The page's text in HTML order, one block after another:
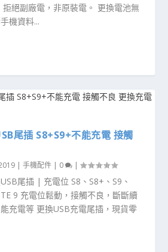
絕副廠電，非原裝電。 更換電池無
機資料...
尾插 S8+S9+不能充電 接觸
|手機配件 0 |
尾插 | 充電位 S8、S8+、S9、
9 充電位鬆動，接觸不良，斷斷續
充電等 更換USB充電尾插，現貨零